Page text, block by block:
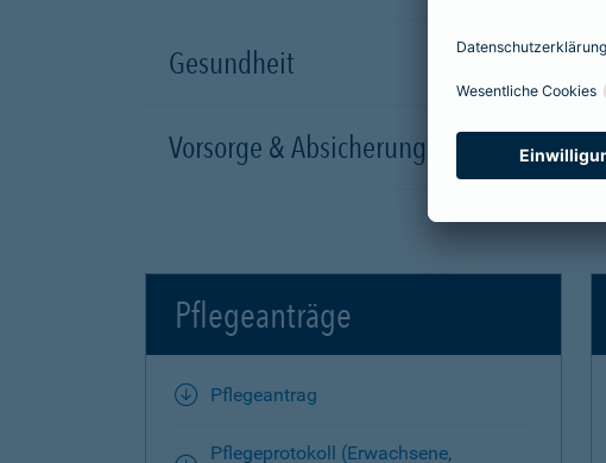
Gesundheit
Vorsorge & Absicherung
Pflegeanträge
Pflegeantrag
Pflegeprotokoll (Erwachsene,